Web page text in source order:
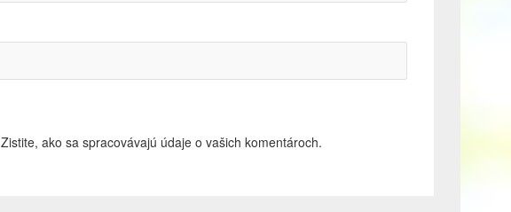
Zistite, ako sa spracovávajú údaje o vašich komentároch.